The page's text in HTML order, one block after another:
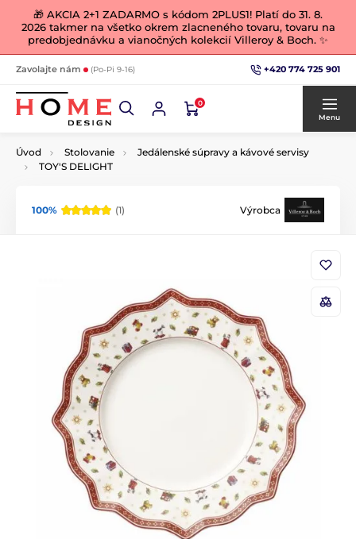
🎁 AKCIA 2+1 ZADARMO s kódom 2PLUS1! Platí do 31. 8.
2026 takmer na všetko okrem zlacneného tovaru, tovaru na
predobjednávku a vianočných kolekcií Villeroy & Boch. ✨
Zavolajte nám (Po-Pi 9-16) +420 774 725 901
0
Menu
Úvod Stolovanie
Jedálenské súpravy a kávové servisy
TOY'S DELIGHT
100% (1) Výrobca